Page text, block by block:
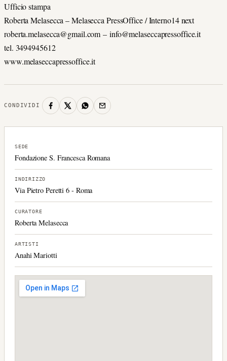
Ufficio stampa
Roberta Melasecca – Melasecca PressOffice / Interno14 next
roberta.melasecca@gmail.com – info@melaseccapressoffice.it
tel. 3494945612
www.melaseccapressoffice.it
CONDIVIDI
SEDE
Fondazione S. Francesca Romana
INDIRIZZO
Via Pietro Peretti 6 - Roma
CURATORE
Roberta Melasecca
ARTISTI
Anahi Mariotti